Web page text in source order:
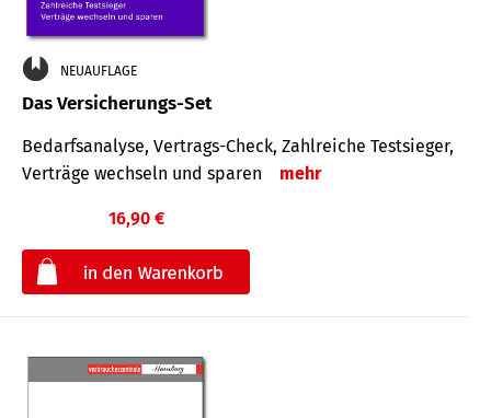
NEUAUFLAGE
Das Versicherungs-Set
Bedarfsanalyse, Vertrags-Check, Zahlreiche Testsieger,
Verträge wechseln und sparen
mehr
16,90 €